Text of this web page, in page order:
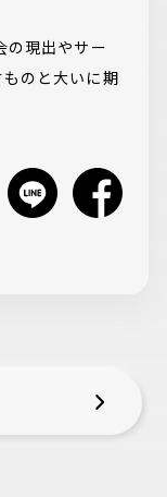
の現出やサー
のと大いに期